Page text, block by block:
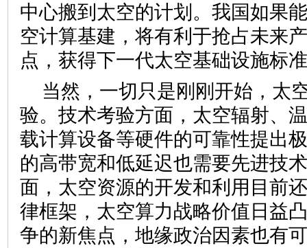
中心搬到太空的计划。我国如果
空计算基建，将有利于抢占未来
点，获得下一代太空基础设施标
当然，一切只是刚刚开始，太
验。技术考验方面，太空辐射、
载计算设备等硬件的可靠性提出
的高带宽和低延迟也需要先进技
面，太空资源的开发和利用目前
律框架，太空算力战略价值日益
争的新焦点，地缘政治因素也有